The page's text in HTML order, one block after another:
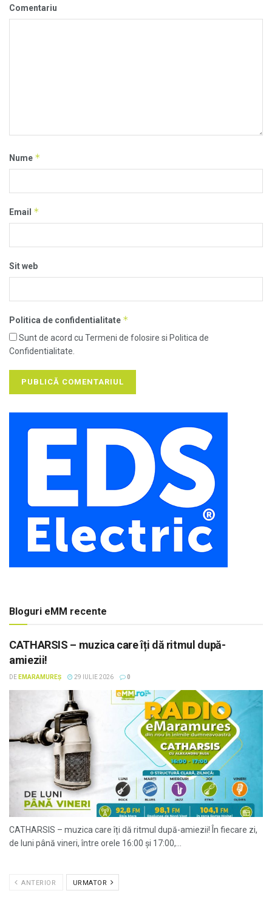
Comentariu
Nume *
Email *
Sit web
Politica de confidentialitate *
Sunt de acord cu Termeni de folosire si Politica de
Confidentialitate.
Bloguri eMM recente
CATHARSIS – muzica care îți dă ritmul după-
amiezii!
DE EMARAMUREȘ 29 IULIE 2026 0
CATHARSIS – muzica care îți dă ritmul după-amiezii! În fiecare zi,
de luni până vineri, între orele 16:00 și 17:00,...
ANTERIOR URMATOR